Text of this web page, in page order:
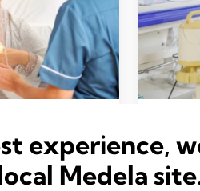
experience,
Medela